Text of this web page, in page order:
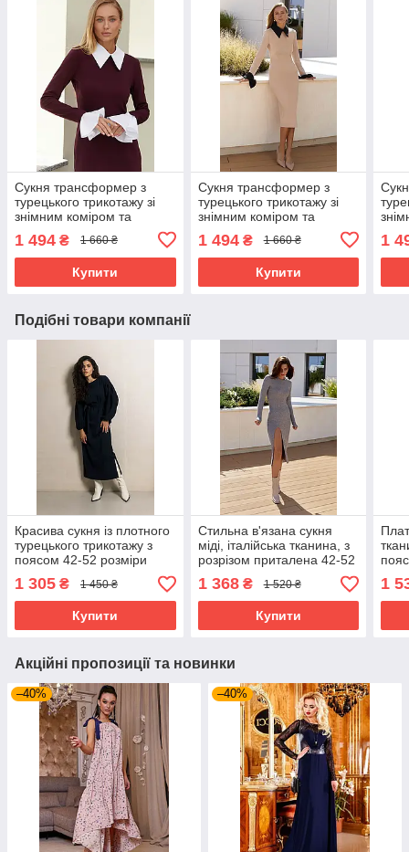
Сукня трансформер з
турецького трикотажу зі
знімним коміром та
рукавами 42-52 розміри
різні кольори бургунді
1 494 ₴ 1 660 ₴
Купити
Сукня трансформер з
турецького трикотажу зі
знімним коміром та
рукавами 42-52 розміри
різні кольори бежева
1 494₴ 1 660 ₴
Купити
1
Подібні товари компанії
Красива сукня із плотного
турецького трикотажу з
поясом 42-52 розміри
різні кольори темно-синя
1 305 ₴ 1 450 ₴
Купити
Стильна в'язана сукня
міді, італійська тканина, з
розрізом приталена 42-52
розміри різні кольори сіра
1 368₴ 1 520 ₴
Купити
52
1
Акційні пропозиції та новинки
–40% –40%